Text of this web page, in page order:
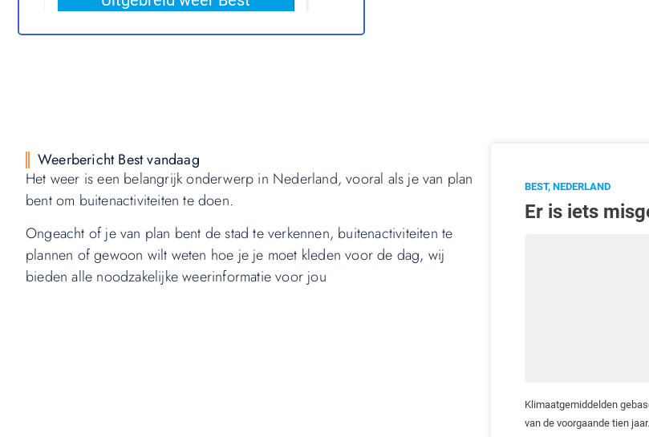
Weerbericht Best vandaag
Het weer is een belangrijk onderwerp in Nederland, vooral als je van plan
bent om buitenactiviteiten te doen.
Ongeacht of je van plan bent de stad te verkennen, buitenactiviteiten te
plannen of gewoon wilt weten hoe je je moet kleden voor de dag, wij
bieden alle noodzakelijke weerinformatie voor jou